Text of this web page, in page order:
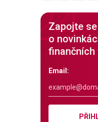
Zapojte
o
finančních
Email: